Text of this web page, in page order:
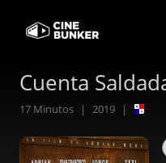
Cuenta
17 Minutos | 2019 |